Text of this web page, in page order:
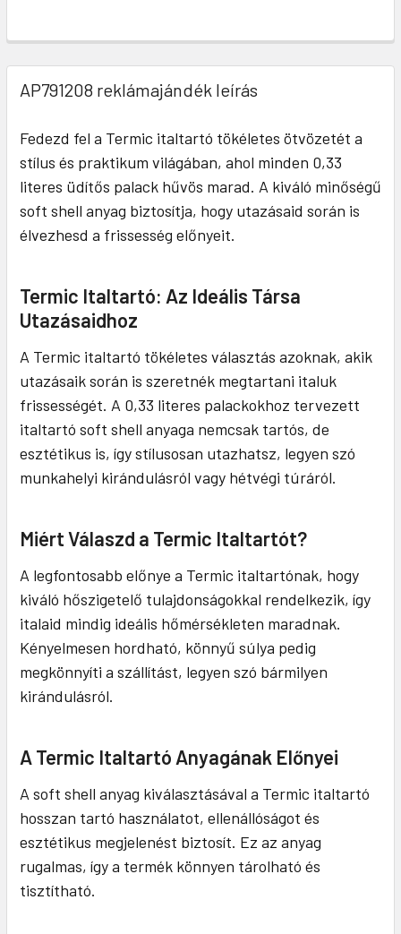
AP791208 reklámajándék leírás
Fedezd fel a Termic italtartó tökéletes ötvözetét a
stílus és praktikum világában, ahol minden 0,33
literes üdítős palack hűvös marad. A kiváló minőségű
soft shell anyag biztosítja, hogy utazásaid során is
élvezhesd a frissesség előnyeit.
Termic Italtartó: Az Ideális Társa
Utazásaidhoz
A Termic italtartó tökéletes választás azoknak, akik
utazásaik során is szeretnék megtartani italuk
frissességét. A 0,33 literes palackokhoz tervezett
italtartó soft shell anyaga nemcsak tartós, de
esztétikus is, így stílusosan utazhatsz, legyen szó
munkahelyi kirándulásról vagy hétvégi túráról.
Miért Válaszd a Termic Italtartót?
A legfontosabb előnye a Termic italtartónak, hogy
kiváló hőszigetelő tulajdonságokkal rendelkezik, így
italaid mindig ideális hőmérsékleten maradnak.
Kényelmesen hordható, könnyű súlya pedig
megkönnyíti a szállítást, legyen szó bármilyen
kirándulásról.
A Termic Italtartó Anyagának Előnyei
A soft shell anyag kiválasztásával a Termic italtartó
hosszan tartó használatot, ellenállóságot és
esztétikus megjelenést biztosít. Ez az anyag
rugalmas, így a termék könnyen tárolható és
tisztítható.